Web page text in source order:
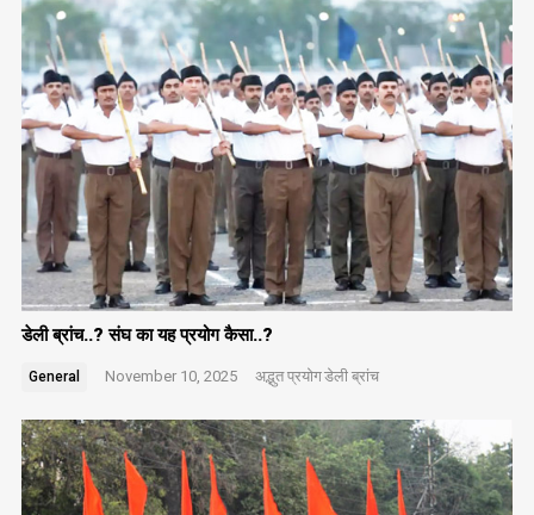
डेली ब्रांच..? संघ का यह प्रयोग कैसा..?
General November 10, 2025 अद्भुत प्रयोगडेली ब्रांच